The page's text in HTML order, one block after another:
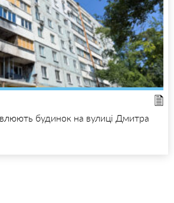
будинок на вулиці Дмитра